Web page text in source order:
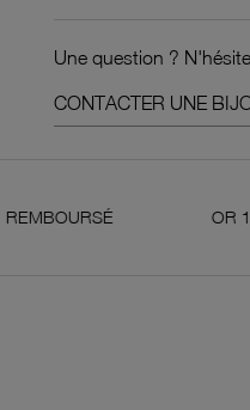
Une question ?
CONTACTER UNE
OR 18 CARATS